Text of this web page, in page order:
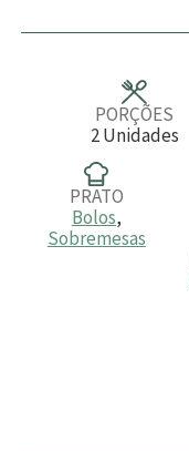
a
u
PORÇÕES
2 Unidades
PRATO
Bolos,
Sobremesas